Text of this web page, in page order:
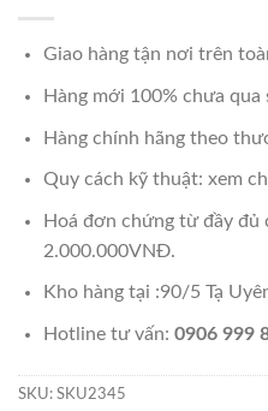
Giao hàng tận nơi trên
Hàng mới 100% chưa qua
Hàng chính hãng theo
Quy cách kỹ thuật: xem
Hoá đơn chứng từ đầy đủ
2.000.000VNĐ.
Kho hàng tại :90/5 Tạ
Hotline tư vấn: 0906 999
SKU: SKU2345